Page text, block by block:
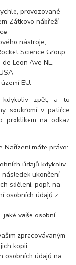
provozované
Zátkovo nábřeží
nástroje,
Science Group
de Leon Ave NE,
EU.
kdykoliv zpět, a to
soukromí v patičce
proklikem na odkaz
Nařízení máte právo:
údajů kdykoliv
ukončení
sdělení, popř. na
osobních údajů z
jaké vaše osobní
zpracovávaným
kopii
osobních údajů na